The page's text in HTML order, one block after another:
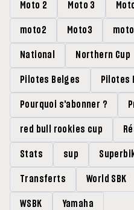
Moto 2 Moto 3
moto2 Moto3
National Northern Cup
Pilotes Belges Pilotes
Pourquoi s'abonner ?
red bull rookies cup
Stats sup
Transferts World SBK
WSBK Yamaha